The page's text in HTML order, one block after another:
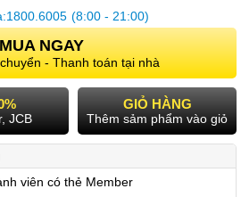
1800.6005 (8:00 - 21:00)
NGAY
- Thanh toán tại nhà
JCB
GIỎ HÀNG
Thêm sảm phẩm vào giỏ
viên có thẻ Member